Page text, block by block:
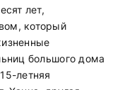
лет,
который
большого дома
летняя